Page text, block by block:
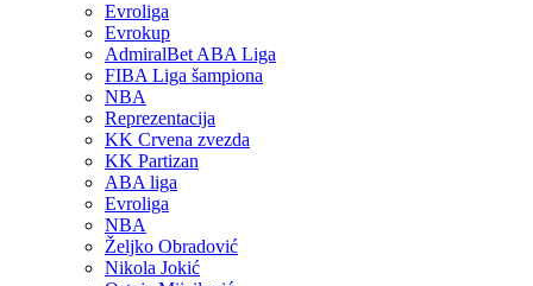
Evroliga
Evrokup
AdmiralBet ABA Liga
FIBA Liga šampiona
NBA
Reprezentacija
KK Crvena zvezda
KK Partizan
ABA liga
Evroliga
NBA
Željko Obradović
Nikola Jokić